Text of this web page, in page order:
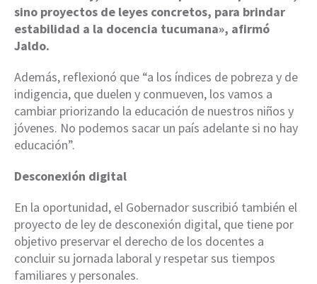
sino proyectos de leyes concretos, para brindar
estabilidad a la docencia tucumana», afirmó
Jaldo.
Además, reflexionó que “a los índices de pobreza y de
indigencia, que duelen y conmueven, los vamos a
cambiar priorizando la educación de nuestros niños y
jóvenes. No podemos sacar un país adelante si no hay
educación”.
Desconexión digital
En la oportunidad, el Gobernador suscribió también el
proyecto de ley de desconexión digital, que tiene por
objetivo preservar el derecho de los docentes a
concluir su jornada laboral y respetar sus tiempos
familiares y personales.